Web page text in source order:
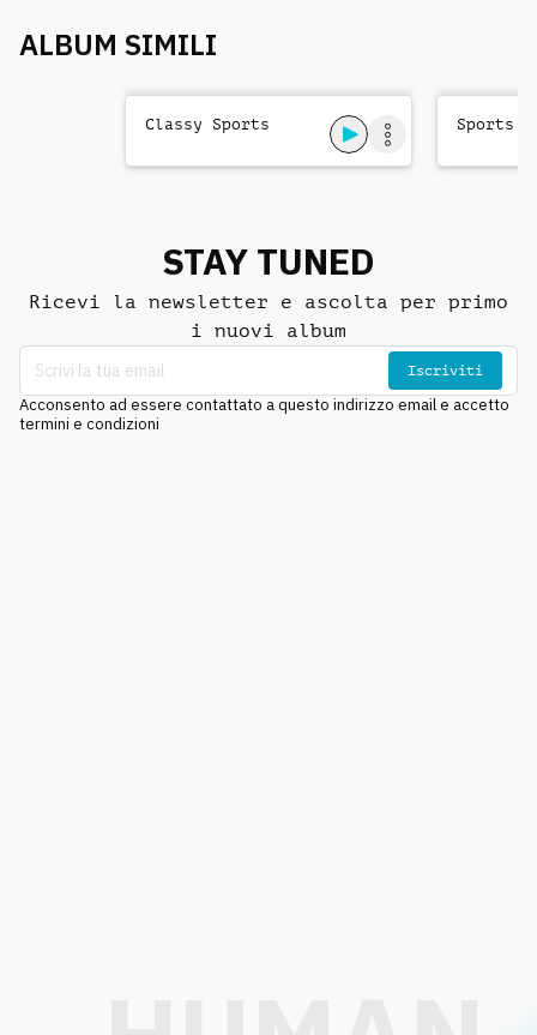
ALBUM SIMILI
Classy Sports Sports
STAY TUNED
Ricevi la newsletter e ascolta per primo
i nuovi album
Iscriviti
Acconsento ad essere contattato a questo indirizzo email e accetto
termini e condizioni